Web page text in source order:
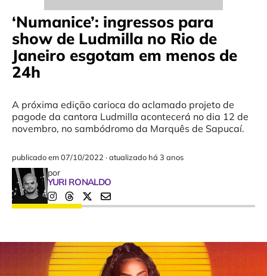
‘Numanice’: ingressos para
show de Ludmilla no Rio de
Janeiro esgotam em menos de
24h
A próxima edição carioca do aclamado projeto de
pagode da cantora Ludmilla acontecerá no dia 12 de
novembro, no sambódromo da Marquês de Sapucaí.
publicado em07/10/2022 ·atualizado há 3 anos
por
YURI RONALDO